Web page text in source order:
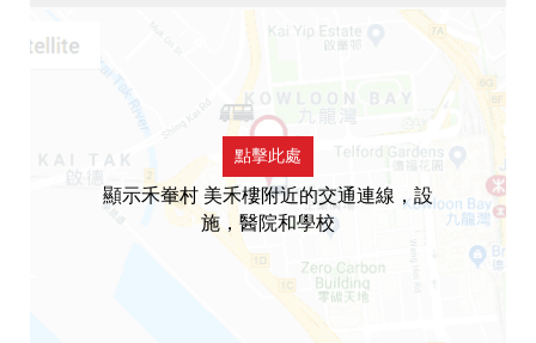
點擊此處
顯示禾輋村 美禾樓附近的交通連線，設
施，醫院和學校